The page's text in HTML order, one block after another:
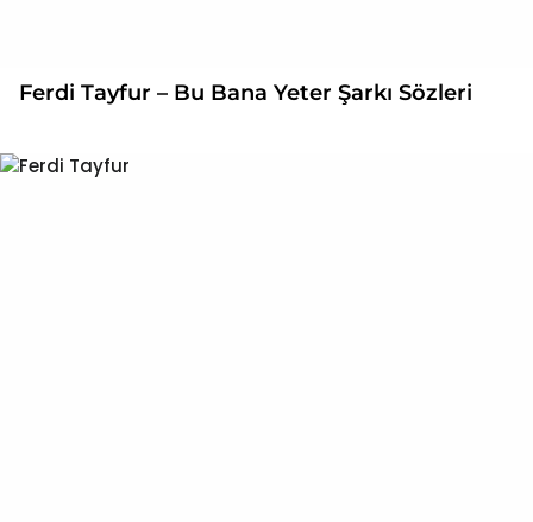
Ferdi Tayfur – Bu Bana Yeter Şarkı Sözleri